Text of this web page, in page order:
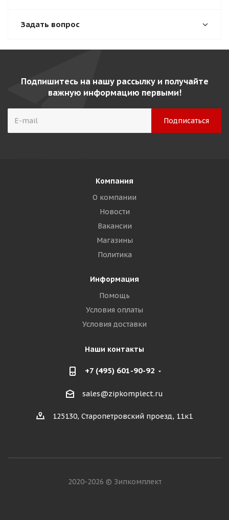
Задать вопрос
Подпишитесь на нашу рассылку и получайте
важную информацию первыми!
Компания
О компании
Новости
Вакансии
Магазины
Политика
Информация
Помощь
Условия оплаты
Условия доставки
Наши контакты
+7 (495) 601-90-92
sales@zipkomplect.ru
125130, Старопетровский проезд, 11к1
2020-2026 © Зипкомплект